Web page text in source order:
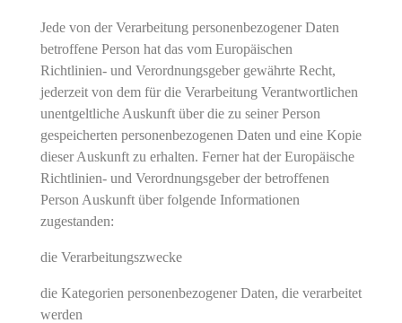
Jede von der Verarbeitung personenbezogener Daten
betroffene Person hat das vom Europäischen
Richtlinien- und Verordnungsgeber gewährte Recht,
jederzeit von dem für die Verarbeitung Verantwortlichen
unentgeltliche Auskunft über die zu seiner Person
gespeicherten personenbezogenen Daten und eine Kopie
dieser Auskunft zu erhalten. Ferner hat der Europäische
Richtlinien- und Verordnungsgeber der betroffenen
Person Auskunft über folgende Informationen
zugestanden:
die Verarbeitungszwecke
die Kategorien personenbezogener Daten, die verarbeitet
werden